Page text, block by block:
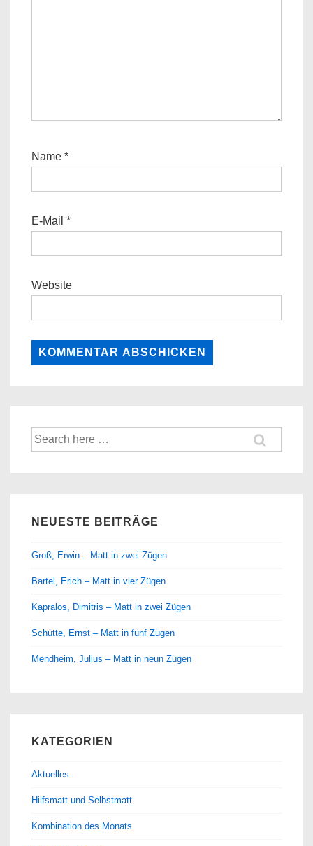
Name *
E-Mail *
Website
Suche
nach:
NEUESTE BEITRÄGE
Groß, Erwin – Matt in zwei Zügen
Bartel, Erich – Matt in vier Zügen
Kapralos, Dimitris – Matt in zwei Zügen
Schütte, Ernst – Matt in fünf Zügen
Mendheim, Julius – Matt in neun Zügen
KATEGORIEN
Aktuelles
Hilfsmatt und Selbstmatt
Kombination des Monats